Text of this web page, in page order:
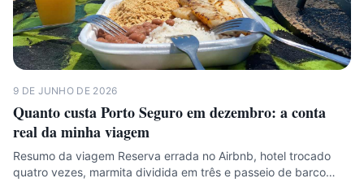
9 DE JUNHO DE 2026
Quanto custa Porto Seguro em dezembro: a conta
real da minha viagem
Resumo da viagem Reserva errada no Airbnb, hotel trocado
quatro vezes, marmita dividida em três e passeio de barco…